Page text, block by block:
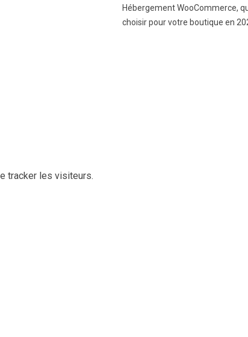
tracker les visiteurs.
Hébergement WooCommerce,
choisir pour votre boutique en